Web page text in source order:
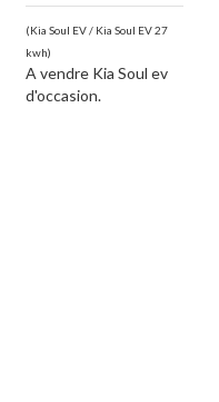
(Kia Soul EV / Kia Soul EV 27
kwh)
A vendre Kia Soul ev
d'occasion.